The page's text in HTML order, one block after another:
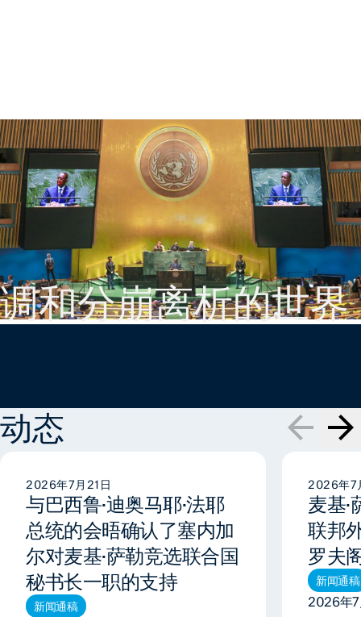
调和分崩离析的世界
动态
2026年7月21日
与巴西鲁·迪奥马耶·法耶
总统的会晤确认了塞内加
尔对麦基·萨勒竞选联合国
秘书长一职的支持
新闻通稿
2026年7
麦基
联邦
罗夫
新闻通稿
2026年7